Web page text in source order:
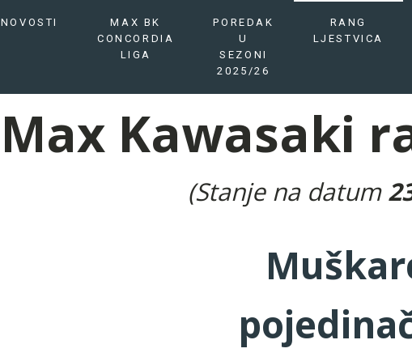
NOVOSTI
MAX BK
CONCORDIA
LIGA
POREDAK
U
SEZONI
2025/26
RANG
LJESTVICA
Max Kawasaki
(Stanje na datum